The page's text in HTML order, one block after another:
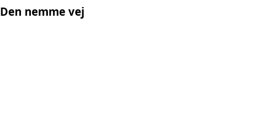
Den nemme vej